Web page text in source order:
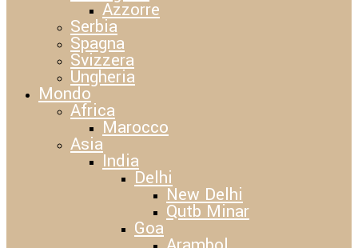
Azzorre
Serbia
Spagna
Svizzera
Ungheria
Mondo
Africa
Marocco
Asia
India
Delhi
New Delhi
Qutb Minar
Goa